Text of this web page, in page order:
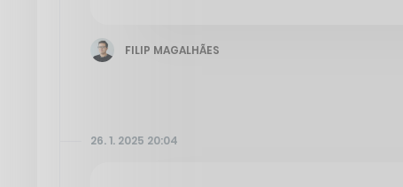
FILIP MAGALHÃES
26. 1. 2025 20:04